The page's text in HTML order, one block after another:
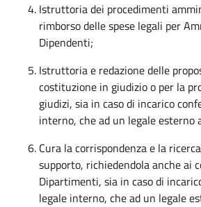
Istruttoria dei procedimenti
rimborso delle spese legali per
Dipendenti;
Istruttoria e redazione delle
costituzione in giudizio o per la
giudizi, sia in caso di incarico
interno, che ad un legale esterno
Cura la corrispondenza e la
supporto, richiedendola anche ai
Dipartimenti, sia in caso di
legale interno, che ad un legale